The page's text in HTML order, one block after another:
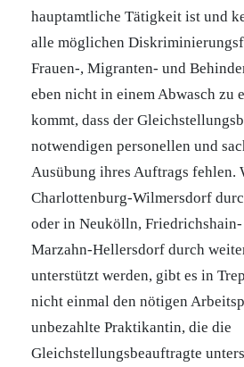
hauptamtliche Tätigkeit ist und
alle möglichen
Frauen-, Migranten- und
eben nicht in einem Abwasch zu
kommt, dass der
notwendigen personellen und
Ausübung ihres Auftrags fehlen.
Charlottenburg-Wilmersdorf
oder in Neukölln,
Marzahn-Hellersdorf durch
unterstützt werden, gibt es in
nicht einmal den nötigen
unbezahlte Praktikantin, die die
Gleichstellungsbeauftragte